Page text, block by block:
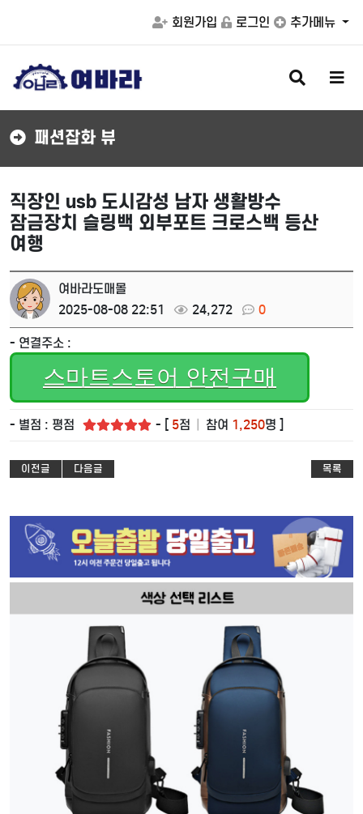
회원가입 로그인 추가메뉴
검
색
버
메
버
패션잡화 뷰
직장인 usb 도시감성 남자 생활방수
잠금장치 슬링백 외부포트 크로스백 등산
여행
여바라도매몰
2025-08-08 22:51
24,272 0
- 연결주소 :
스마트스토어 안전구매
- 별점 : 평점 - [ 5점 참여 1,250명 ]
이전글 다음글 목록